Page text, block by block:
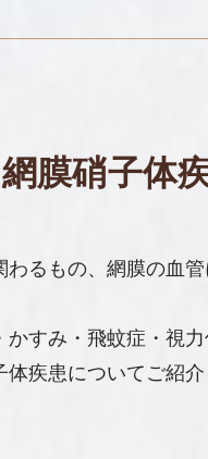
膜硝子体
るもの、網膜の血
すみ・飛蚊症・視
疾患についてご紹介